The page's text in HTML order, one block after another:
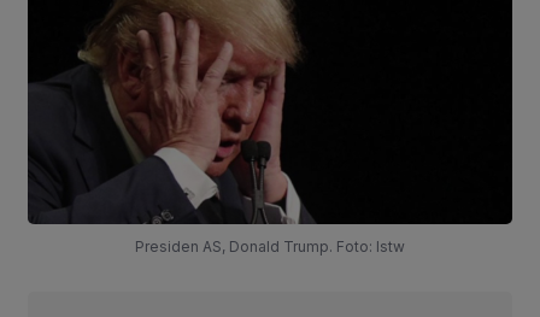
Presiden AS, Donald Trump. Foto: Istw